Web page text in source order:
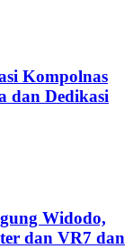
Kompolnas
dan Dedikasi
Widodo,
dan VR7 dan